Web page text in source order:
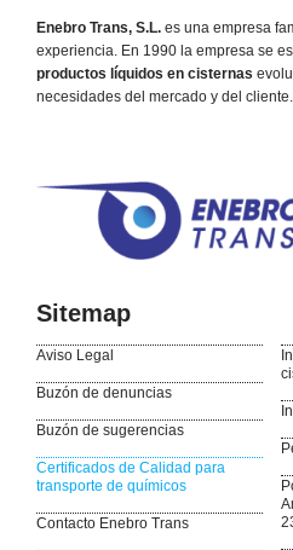
Enebro Trans, S.L. es una empresa
experiencia. En 1990 la empresa se
productos líquidos en cisternas
necesidades del mercado y del cliente.
Sitemap
Aviso Legal
Buzón de denuncias
Buzón de sugerencias
Certificados de Calidad para
transporte de químicos
Contacto Enebro Trans